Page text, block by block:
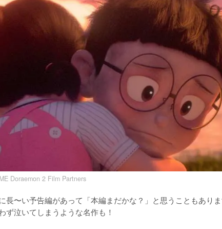
Doraemon 2 Film Partners
長〜い予告編があって「本編まだかな？」と思うこともあり
ず泣いてしまうような名作も！